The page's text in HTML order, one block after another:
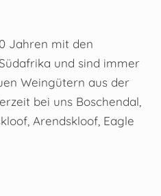
Jahren mit den
und sind immer
Weingütern aus der
bei uns Boschendal,
Arendskloof, Eagle